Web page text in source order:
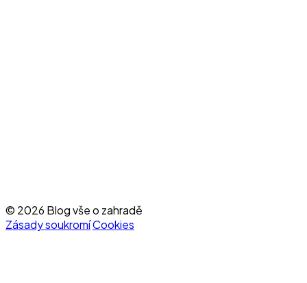
© 2026 Blog vše o zahradě
Zásady soukromíCookies